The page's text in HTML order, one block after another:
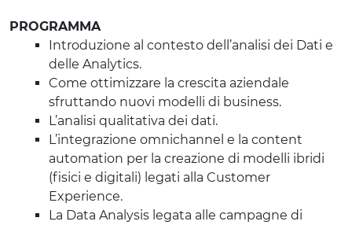
PROGRAMMA
Introduzione al contesto dell’analisi dei Dati e
delle Analytics.
Come ottimizzare la crescita aziendale
sfruttando nuovi modelli di business.
L’analisi qualitativa dei dati.
L’integrazione omnichannel e la content
automation per la creazione di modelli ibridi
(fisici e digitali) legati alla Customer
Experience.
La Data Analysis legata alle campagne di